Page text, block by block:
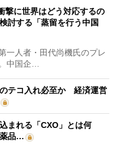
撃に世界はどう対応するの
討する「蒸留を行う中国
一人者・田代尚機氏のプレ
中国企…
テコ入れ必至か 経済運営
まれる「CXO」とは何
品…